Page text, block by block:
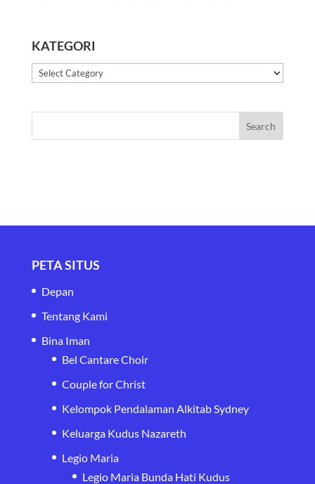
KATEGORI
Kategori
PETA SITUS
Depan
Tentang Kami
Bina Iman
Bel Cantare Choir
Couple for Christ
Kelompok Pendalaman Alkitab Sydney
Keluarga Kudus Nazareth
Legio Maria
Legio Maria Bunda Hati Kudus